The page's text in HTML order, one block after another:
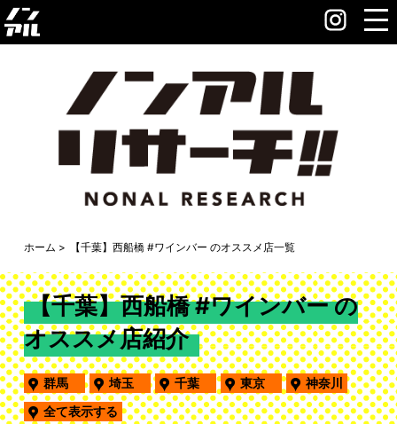
ホーム 【千葉】西船橋 #ワインバー のオススメ店一覧
【千葉】西船橋 #ワインバー の
オススメ店紹介
群馬 埼玉 千葉 東京
神奈川
全て表示する